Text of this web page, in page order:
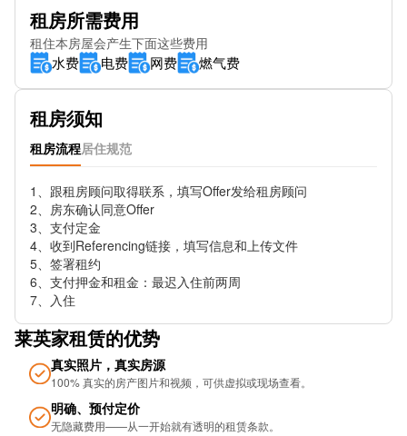
Hammersmith Broadway (Stop M)
Greyhound Road Barons Court Stop HB
Hammersmith Bridge Road Stop S
Lonsdale Road Stop K
Kings Mall Shopping Centre Stop U
Bothwell Street Stop HC
Hammersmith Town Hall (Stop Wa)
The Spinney Stop H
Lillie Road Stop Hl
Iffley Road
Latymer Court Stop G
Dalling Road Stop C
租房所需费用
租住本房屋会产生下面这些费用
水费 电费 网费 燃气费
租房须知
租房流程居住规范
1、跟租房顾问取得联系，填写Offer发给租房顾问
2、房东确认同意Offer
3、支付定金
4、收到Referencing链接，填写信息和上传文件
5、签署租约
6、支付押金和租金：最迟入住前两周
7、入住
莱英家租赁的优势
真实照片，真实房源
100% 真实的房产图片和视频，可供虚拟或现场查看。
明确、预付定价
无隐藏费用——从一开始就有透明的租赁条款。